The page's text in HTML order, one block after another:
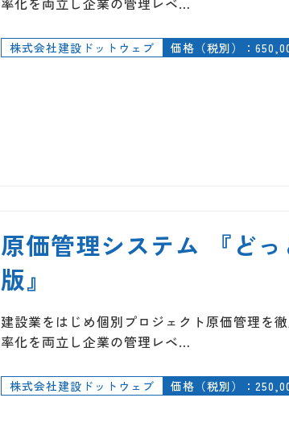
株式会社建設ドットウェブ 価格（税別）：
原価管理システム 『ど
版』
建設業をはじめ個別プロジェクト原価管理を
率化を両立し企業の管理レベ…
株式会社建設ドットウェブ 価格（税別）：